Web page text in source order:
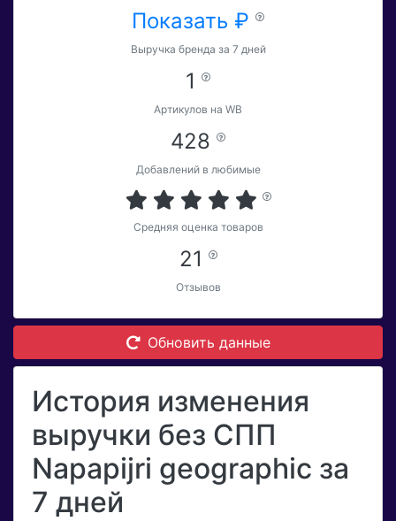
Показать ₽
Выручка бренда за 7 дней
1
Артикулов на WB
428
Добавлений в любимые
Средняя оценка товаров
21
Отзывов
Обновить данные
История изменения
выручки без СПП
Napapijri geographic за
7 дней